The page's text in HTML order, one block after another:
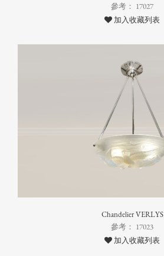
參考： 17027
加入收藏列表
Chandelier VERLYS
參考： 17023
加入收藏列表